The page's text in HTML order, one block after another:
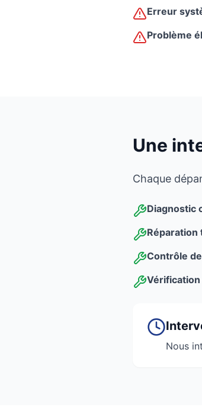
Erreur
Problème
Une
Chaque
Diagnostic
Réparation
Contrôle
Nous